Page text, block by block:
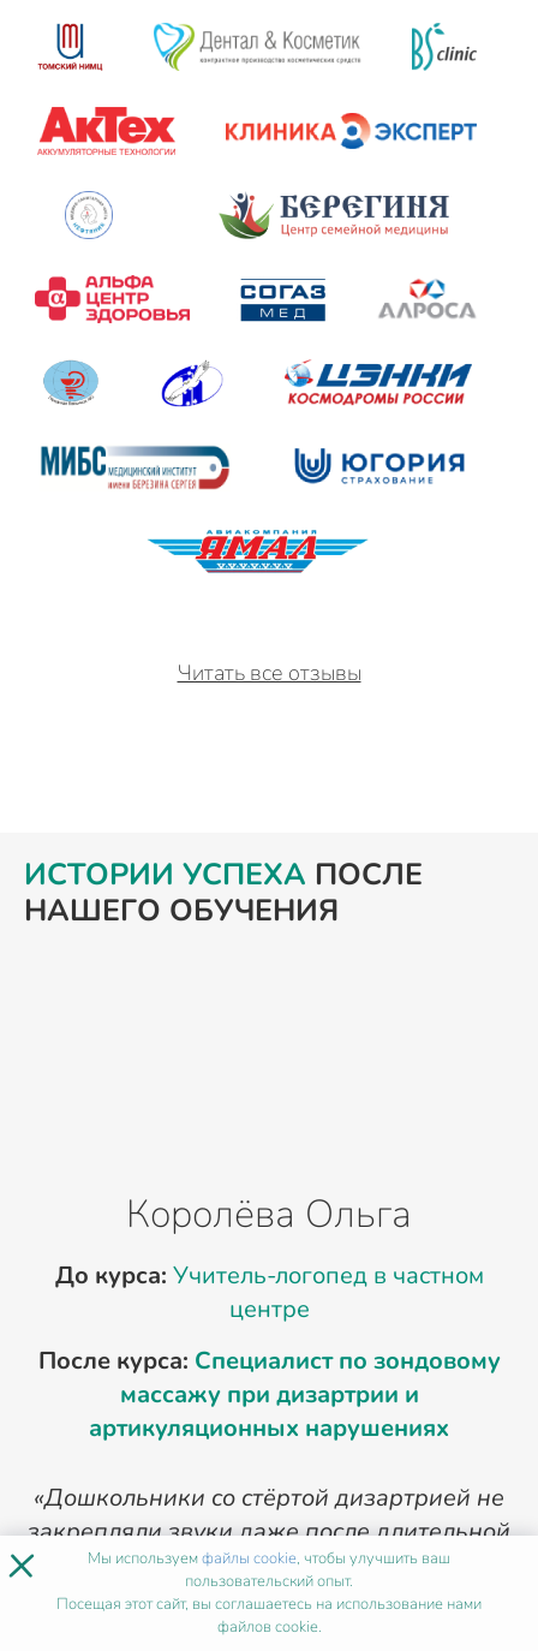
Читать все отзывы
ИСТОРИИ УСПЕХА ПОСЛЕ
НАШЕГО ОБУЧЕНИЯ
Королёва Ольга
До курса: Учитель-логопед в частном
центре
После курса: Специалист по зондовому
массажу при дизартрии и
артикуляционных нарушениях
«Дошкольники со стёртой дизартрией не
закрепляли звуки даже после длительной
артикуляционной гимнастики. Курс по
зондовому массажу дал понимание тонуса
мышц и безопасные приёмы воздействия
× Мы используемфайлы cookie, чтобы улучшить ваш
пользовательский опыт.
Посещая этот сайт, вы соглашаетесь на использование нами
файлов cookie.